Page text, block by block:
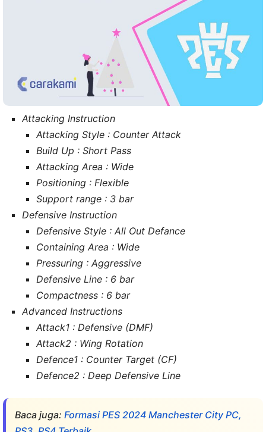
Attacking Instruction
Attacking Style : Counter Attack
Build Up : Short Pass
Attacking Area : Wide
Positioning : Flexible
Support range : 3 bar
Defensive Instruction
Defensive Style : All Out Defance
Containing Area : Wide
Pressuring : Aggressive
Defensive Line : 6 bar
Compactness : 6 bar
Advanced Instructions
Attack1 : Defensive (DMF)
Attack2 : Wing Rotation
Defence1 : Counter Target (CF)
Defence2 : Deep Defensive Line
Baca juga: Formasi PES 2024 Manchester City PC,